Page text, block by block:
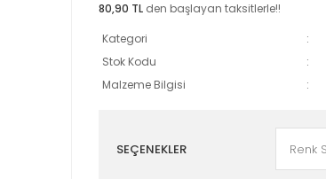
80,90 TL den başlayan taksitlerle!!
Kategori
Stok Kodu
Malzeme Bilgisi
SEÇENEKLER